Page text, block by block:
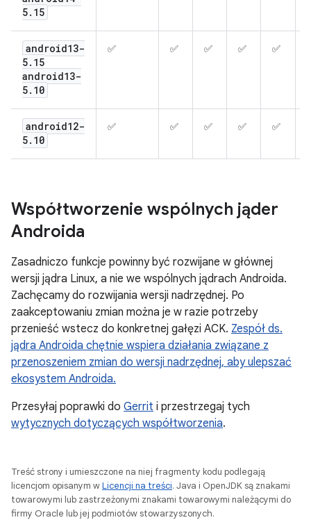
5. 15
android13-
5. 15
android13-
5. 10
✅ ✅ ✅ ✅ ✅
android12-
5. 10
✅ ✅ ✅ ✅ ✅
Współtworzenie wspólnych jąder
Androida
Zasadniczo funkcje powinny być rozwijane w głównej
wersji jądra Linux, a nie we wspólnych jądrach Androida.
Zachęcamy do rozwijania wersji nadrzędnej. Po
zaakceptowaniu zmian można je w razie potrzeby
przenieść wstecz do konkretnej gałęzi ACK. Zespół ds.
jądra Androida chętnie wspiera działania związane z
przenoszeniem zmian do wersji nadrzędnej, aby ulepszać
ekosystem Androida.
Przesyłaj poprawki do Gerrit i przestrzegaj tych
wytycznych dotyczących współtworzenia.
Treść strony i umieszczone na niej fragmenty kodu podlegają
licencjom opisanym wLicencji na treści. Java i OpenJDK są znakami
towarowymi lub zastrzeżonymi znakami towarowymi należącymi do
firmy Oracle lub jej podmiotów stowarzyszonych.